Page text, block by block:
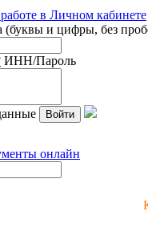
в Личном кабинете
(буквы и цифры, без
ИНН/Пароль
Войти
онлайн